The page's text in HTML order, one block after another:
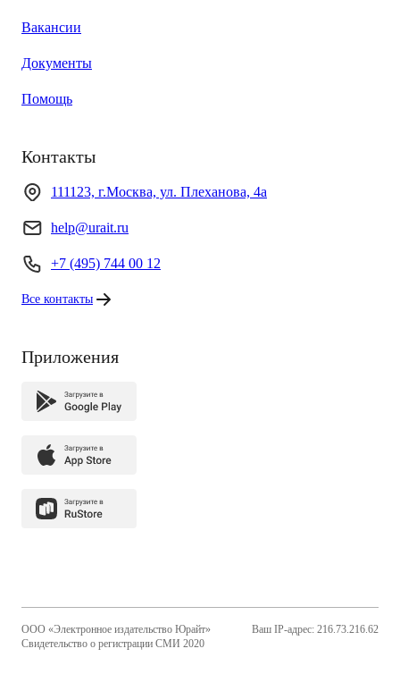
Вакансии
Документы
Помощь
Контакты
111123, г.Москва, ул. Плеханова, 4а
help@urait.ru
+7 (495) 744 00 12
Все контакты
Приложения
ООО «Электронное издательство Юрайт»
Свидетельство о регистрации СМИ 2020
Ваш IP-адрес: 216.73.216.62